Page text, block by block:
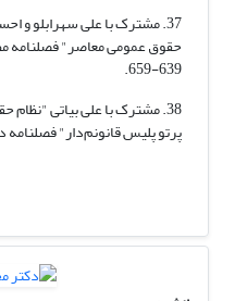
37. مشترک با علی سهرابلو و
639-659.
38. مشترک با علی بیاتی
پرتو پلیس قانونم‌دار" فصلنامه دانش انتظامی